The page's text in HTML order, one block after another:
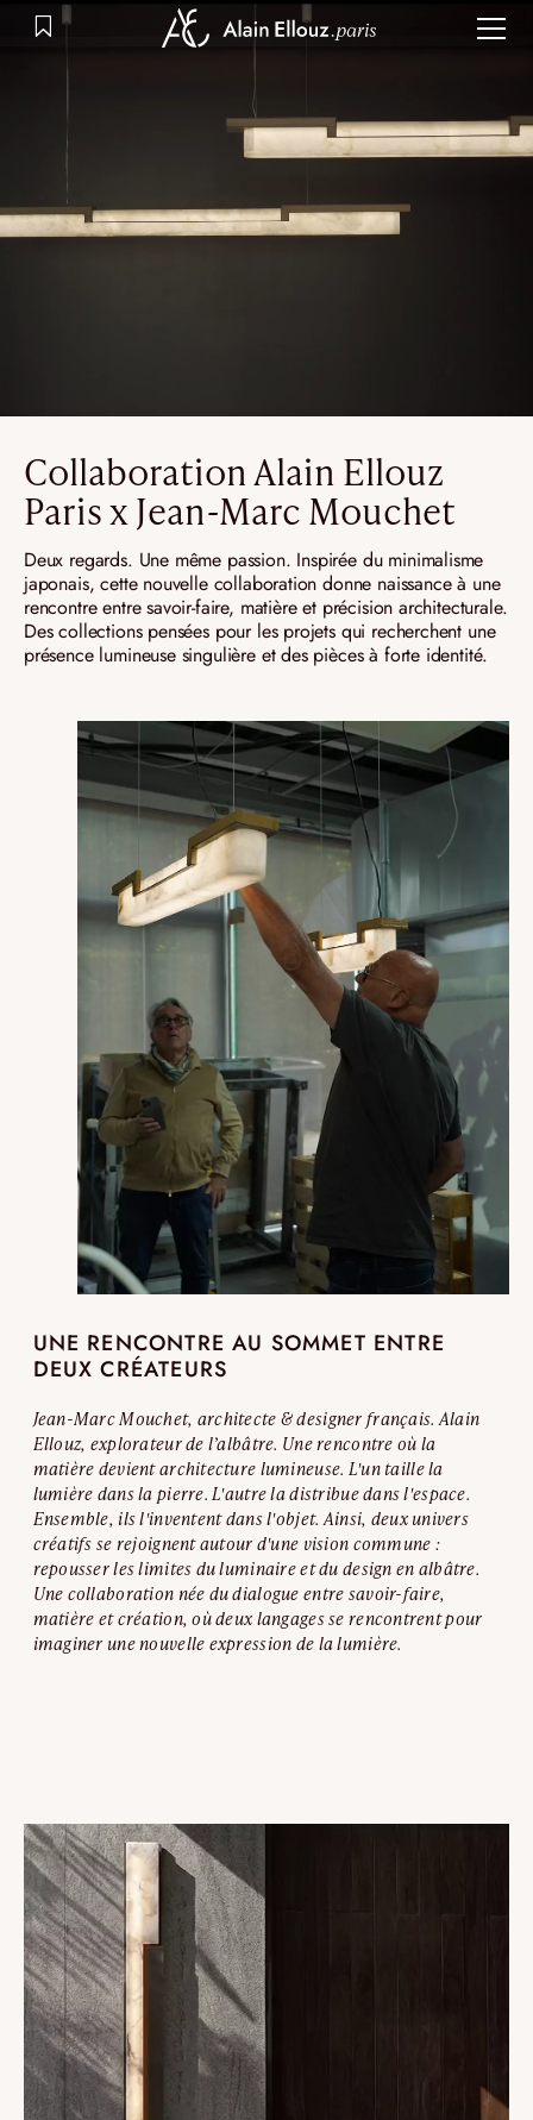
Collaboration Alain Ellouz
Paris x Jean-Marc Mouchet
Deux regards. Une même passion. Inspirée du minimalisme
japonais, cette nouvelle collaboration donne naissance à une
rencontre entre savoir-faire, matière et précision architecturale.
Des collections pensées pour les projets qui recherchent une
présence lumineuse singulière et des pièces à forte identité.
UNE RENCONTRE AU SOMMET ENTRE
DEUX CRÉATEURS
Jean-Marc Mouchet, architecte & designer français. Alain
Ellouz, explorateur de l’albâtre. Une rencontre où la
matière devient architecture lumineuse. L'un taille la
lumière dans la pierre. L'autre la distribue dans l'espace.
Ensemble, ils l'inventent dans l'objet. Ainsi, deux univers
créatifs se rejoignent autour d'une vision commune :
repousser les limites du luminaire et du design en albâtre.
Une collaboration née du dialogue entre savoir-faire,
matière et création, où deux langages se rencontrent pour
imaginer une nouvelle expression de la lumière.